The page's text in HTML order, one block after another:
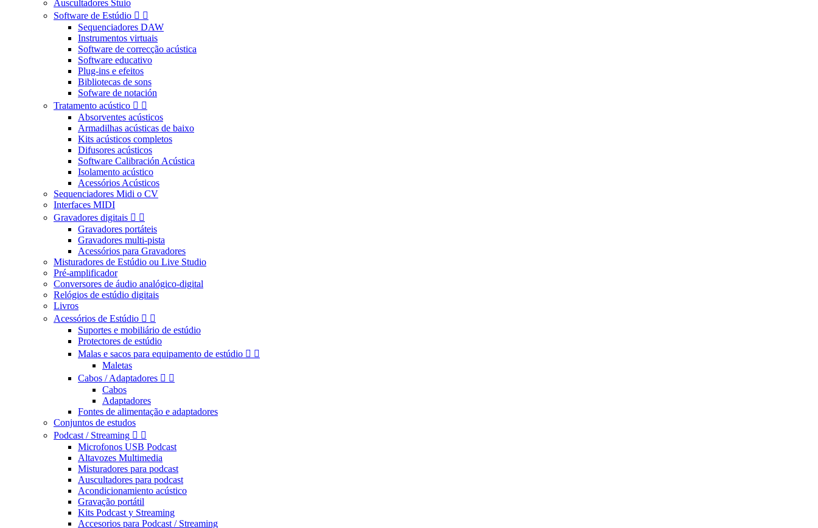
Auscultadores Stuio
Software de Estúdio  
Sequenciadores DAW
Instrumentos virtuais
Software de correcção acústica
Software educativo
Plug-ins e efeitos
Bibliotecas de sons
Sofware de notación
Tratamento acústico  
Absorventes acústicos
Armadilhas acústicas de baixo
Kits acústicos completos
Difusores acústicos
Software Calibración Acústica
Isolamento acústico
Acessórios Acústicos
Sequenciadores Midi o CV
Interfaces MIDI
Gravadores digitais  
Gravadores portáteis
Gravadores multi-pista
Acessórios para Gravadores
Misturadores de Estúdio ou Live Studio
Pré-amplificador
Conversores de áudio analógico-digital
Relógios de estúdio digitais
Livros
Acessórios de Estúdio  
Suportes e mobiliário de estúdio
Protectores de estúdio
Malas e sacos para equipamento de estúdio  
Maletas
Cabos / Adaptadores  
Cabos
Adaptadores
Fontes de alimentação e adaptadores
Conjuntos de estudos
Podcast / Streaming  
Microfonos USB Podcast
Altavozes Multimedia
Misturadores para podcast
Auscultadores para podcast
Acondicionamiento acústico
Gravação portátil
Kits Podcast y Streaming
Accesorios para Podcast / Streaming